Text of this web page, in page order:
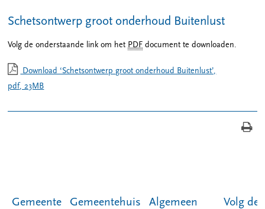
Schetsontwerp groot onderhoud Buitenlust
Volg de onderstaande link om hetPDF document te downloaden.
Download ‘Schetsontwerp groot onderhoud Buitenlust’,
pdf, 23MB
Gemeente
Gemeentehuis Algemeen
Volg de